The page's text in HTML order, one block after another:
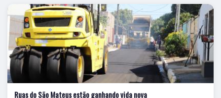
Ruas do São Mateus estão ganhando vida nova